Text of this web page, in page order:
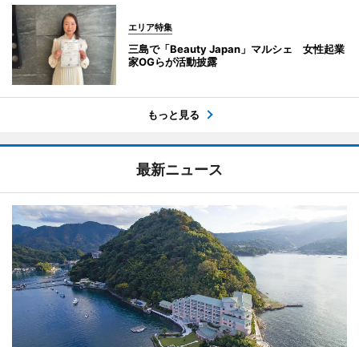
エリア特集
三島で「Beauty Japan」マルシェ 女性起業
家OGらが活動披露
もっと見る
最新ニュース